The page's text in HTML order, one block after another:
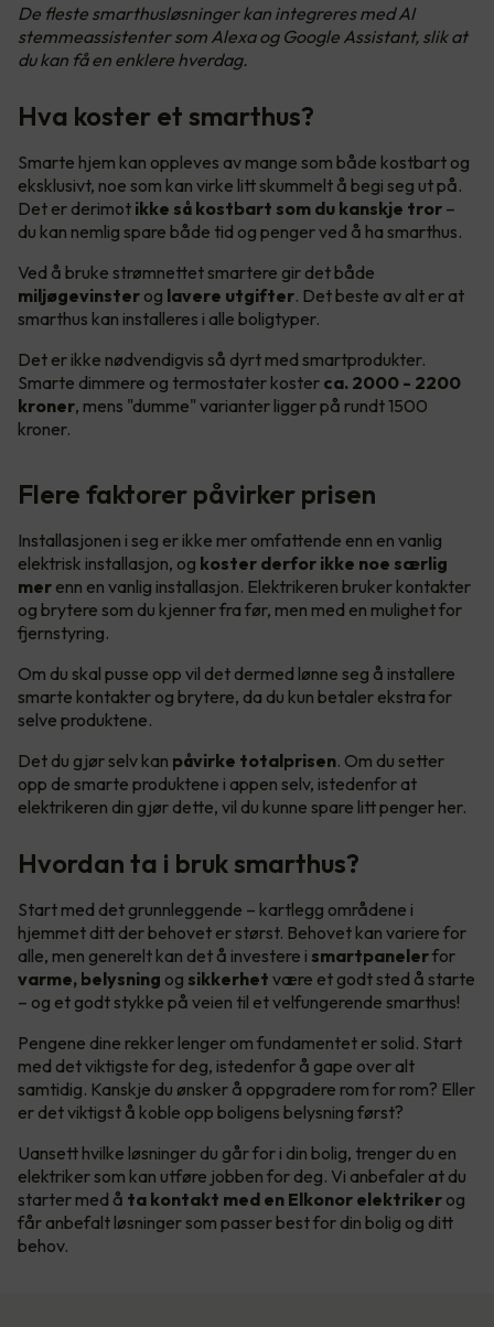
De fleste smarthusløsninger kan integreres med AI
stemmeassistenter som Alexa og Google Assistant, slik at
du kan få en enklere hverdag.
Hva koster et smarthus?
Smarte hjem kan oppleves av mange som både kostbart og
eksklusivt, noe som kan virke litt skummelt å begi seg ut på.
Det er derimot ikke så kostbart som du kanskje tror –
du kan nemlig spare både tid og penger ved å ha smarthus.
Ved å bruke strømnettet smartere gir det både
miljøgevinster og lavere utgifter. Det beste av alt er at
smarthus kan installeres i alle boligtyper.
Det er ikke nødvendigvis så dyrt med smartprodukter.
Smarte dimmere og termostater koster ca. 2000 - 2200
kroner, mens "dumme" varianter ligger på rundt 1500
kroner.
Flere faktorer påvirker prisen
Installasjonen i seg er ikke mer omfattende enn en vanlig
elektrisk installasjon, og koster derfor ikke noe særlig
mer enn en vanlig installasjon. Elektrikeren bruker kontakter
og brytere som du kjenner fra før, men med en mulighet for
fjernstyring.
Om du skal pusse opp vil det dermed lønne seg å installere
smarte kontakter og brytere, da du kun betaler ekstra for
selve produktene.
Det du gjør selv kan påvirke totalprisen. Om du setter
opp de smarte produktene i appen selv, istedenfor at
elektrikeren din gjør dette, vil du kunne spare litt penger her.
Hvordan ta i bruk smarthus?
Start med det grunnleggende – kartlegg områdene i
hjemmet ditt der behovet er størst. Behovet kan variere for
alle, men generelt kan det å investere i smartpanelerfor
varme, belysning og sikkerhet være et godt sted å starte
– og et godt stykke på veien til et velfungerende smarthus!
Pengene dine rekker lenger om fundamentet er solid. Start
med det viktigste for deg, istedenfor å gape over alt
samtidig. Kanskje du ønsker å oppgradere rom for rom? Eller
er det viktigst å koble opp boligens belysning først?
Uansett hvilke løsninger du går for i din bolig, trenger du en
elektriker som kan utføre jobben for deg. Vi anbefaler at du
starter med å ta kontakt med en Elkonor elektriker og
får anbefalt løsninger som passer best for din bolig og ditt
behov.